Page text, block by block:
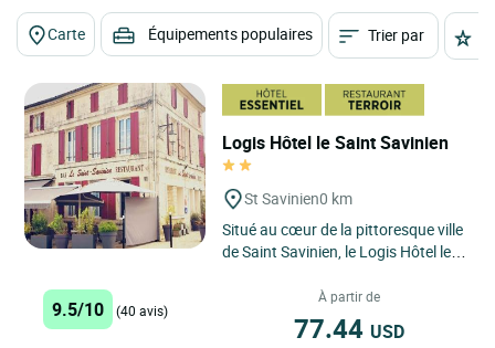
Carte Équipements populaires Trier par
Logis Hôtel le Saint Savinien
St Savinien0 km
Situé au cœur de la pittoresque ville
de Saint Savinien, le Logis Hôtel le
9.5/10 (40 avis)
À partir de
77.44 USD